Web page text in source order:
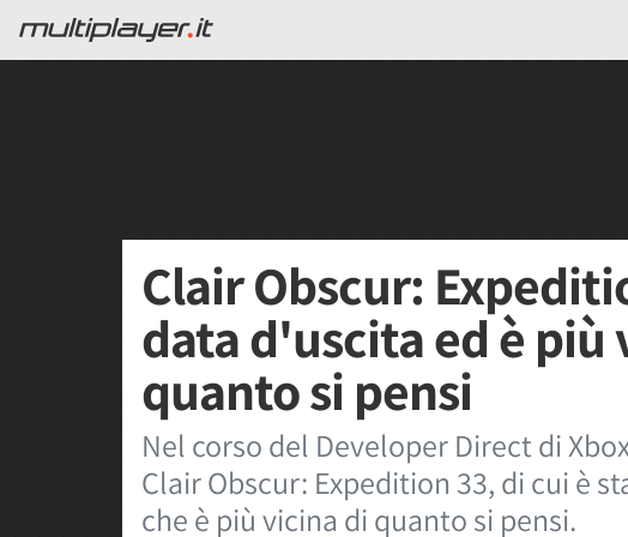
Clair Obscur:
data d'uscita ed è più
quanto si pensi
Nel corso del Developer Direct di
Clair Obscur: Expedition 33, di cui è
che è più vicina di quanto si pensi.